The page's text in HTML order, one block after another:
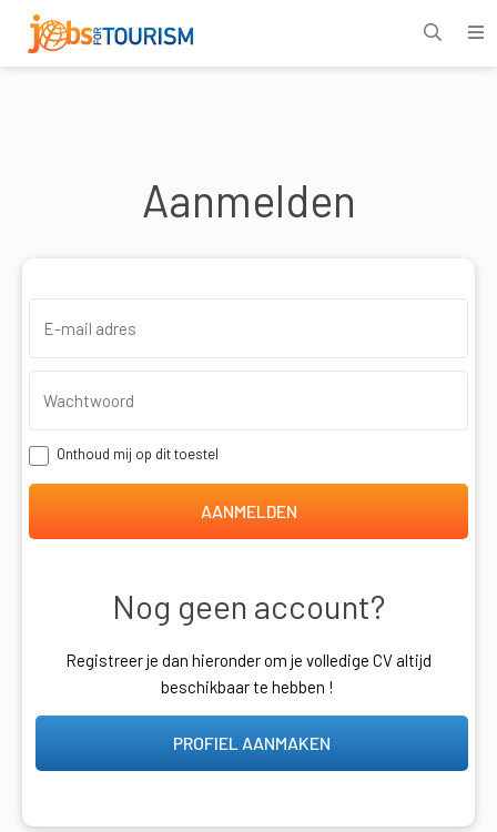
Aanmelden
Onthoud mij op dit toestel
AANMELDEN
Nog geen account?
Registreer je dan hieronder om je volledige CV altijd
beschikbaar te hebben !
PROFIEL AANMAKEN